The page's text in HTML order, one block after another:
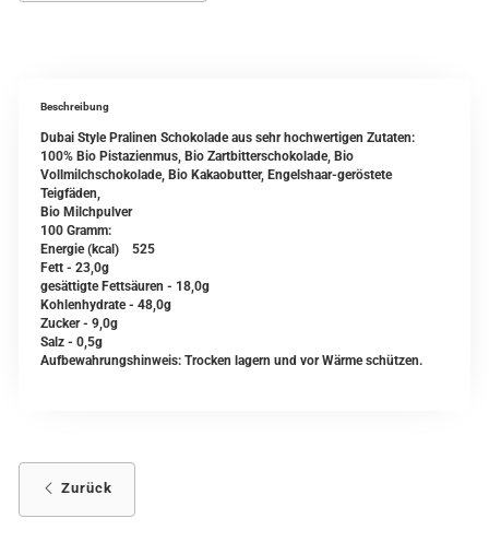
Beschreibung
Dubai Style Pralinen Schokolade aus sehr hochwertigen Zutaten:
100% Bio Pistazienmus, Bio Zartbitterschokolade, Bio
Vollmilchschokolade, Bio Kakaobutter, Engelshaar-geröstete
Teigfäden,
Bio Milchpulver
100 Gramm:
Energie (kcal) 525
Fett - 23,0g
gesättigte Fettsäuren - 18,0g
Kohlenhydrate - 48,0g
Zucker - 9,0g
Salz - 0,5g
Aufbewahrungshinweis: Trocken lagern und vor Wärme schützen.
Zurück